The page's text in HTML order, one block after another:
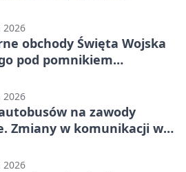
obchody Święta Wojska
pod pomnikiem
na zawody
Zmiany w komunikacji w